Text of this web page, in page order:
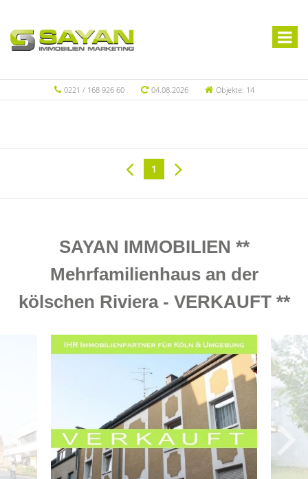
0221 / 168 926 60 04.08.2026 Objekte: 14
1
SAYAN IMMOBILIEN **
Mehrfamilienhaus an der
kölschen Riviera - VERKAUFT **